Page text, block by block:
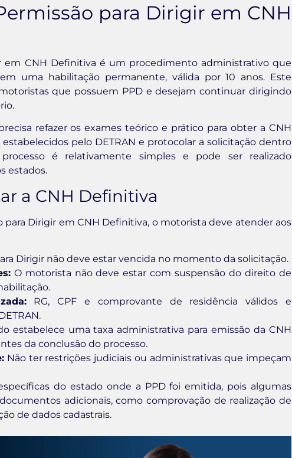
para Dirigir em CNH
em CNH Definitiva é um procedimento administrativo que
uma habilitação permanente, válida por 10 anos. Este
que possuem PPD e desejam continuar dirigindo
refazer os exames teórico e prático para obter a CNH
pelo DETRAN e protocolar a solicitação dentro
é relativamente simples e pode ser realizado
estados.
a CNH Definitiva
para Dirigir em CNH Definitiva, o motorista deve atender aos
Dirigir não deve estar vencida no momento da solicitação.
O motorista não deve estar com suspensão do direito de
RG, CPF e comprovante de residência válidos e
estabelece uma taxa administrativa para emissão da CNH
da conclusão do processo.
Não ter restrições judiciais ou administrativas que impeçam
do estado onde a PPD foi emitida, pois algumas
adicionais, como comprovação de realização de
de dados cadastrais.